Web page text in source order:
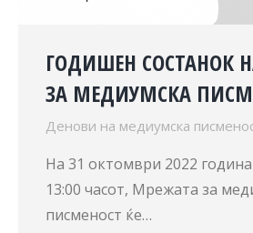
ГОДИШЕН СОСТАНОК
ЗА МЕДИУМСКА
Денови на медиумска
На 31 октомври 2022
13:00 часот, Мрежата за
писменост ќе…